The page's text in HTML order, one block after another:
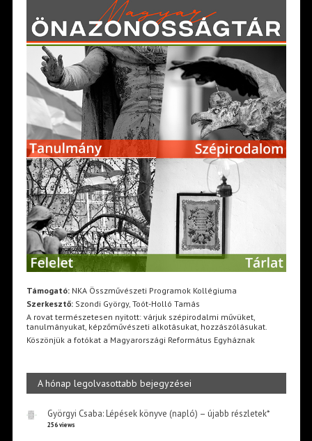
Támogató:NKA Összművészeti Programok Kollégiuma
Szerkesztő:Szondi György, Toót-Holló Tamás
A rovat természetesen nyitott: várjuk szépirodalmi művüket,
tanulmányukat, képzőművészeti alkotásukat, hozzászólásukat.
Köszönjük a fotókat a Magyarországi Református Egyháznak
A hónap legolvasottabb bejegyzései
Györgyi Csaba: Lépések könyve (napló) – újabb részletek*
256 views